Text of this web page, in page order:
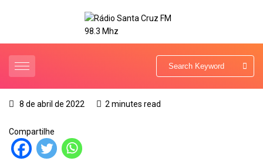
8 de abril de 2022 2 minutes read
Compartilhe